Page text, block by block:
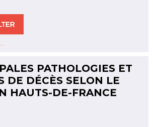
PATHOLOGIES ET
DE DÉCÈS SELON LE
HAUTS-DE-FRANCE